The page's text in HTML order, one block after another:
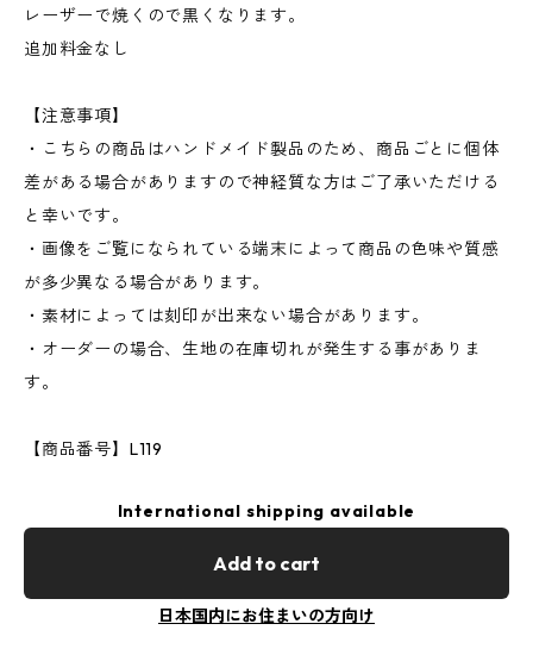
レーザーで焼くので黒くなります。
追加料金なし
【注意事項】
・こちらの商品はハンドメイド製品のため、商品ごとに個体
差がある場合がありますので神経質な方はご了承いただける
と幸いです。
・画像をご覧になられている端末によって商品の色味や質感
が多少異なる場合があります。
・素材によっては刻印が出来ない場合があります。
・オーダーの場合、生地の在庫切れが発生する事がありま
す。
【商品番号】L119
International shipping available
Add to cart
日本国内にお住まいの方向け